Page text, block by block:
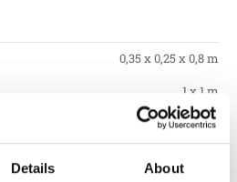
Details About
0,35 x 0,25 x 0,8 m
1 x 1 m
1 år